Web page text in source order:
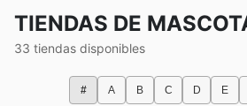
TIENDAS DE
33 tiendas disponibles
# A B C D E